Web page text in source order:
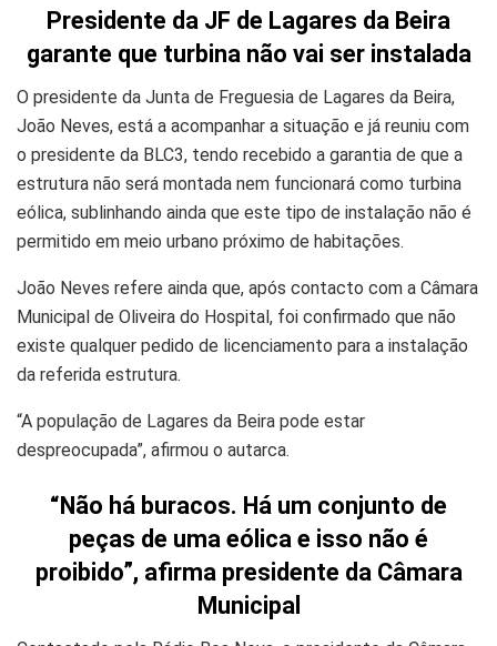
Presidente da JF de Lagares da Beira
garante que turbina não vai ser instalada
O presidente da Junta de Freguesia de Lagares da Beira,
João Neves, está a acompanhar a situação e já reuniu com
o presidente da BLC3, tendo recebido a garantia de que a
estrutura não será montada nem funcionará como turbina
eólica, sublinhando ainda que este tipo de instalação não é
permitido em meio urbano próximo de habitações.
João Neves refere ainda que, após contacto com a Câmara
Municipal de Oliveira do Hospital, foi confirmado que não
existe qualquer pedido de licenciamento para a instalação
da referida estrutura.
“A população de Lagares da Beira pode estar
despreocupada”, afirmou o autarca.
“Não há buracos. Há um conjunto de
peças de uma eólica e isso não é
proibido”, afirma presidente da Câmara
Municipal